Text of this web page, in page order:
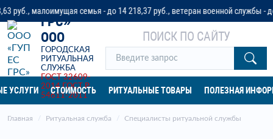
семья - до 14 218,37 руб., ветеран военной службы - до 32
«ГУП ЕС
ГРС»
ООО
ГОРОДСКАЯ
РИТУАЛЬНАЯ
СЛУЖБА
ГОСТ 32609-
2014 ГОСТ Р
54611-2011
ПОИСК ПО САЙТУ
УСЛУГИ СТОИМОСТЬ РИТУАЛЬНЫЕ ТОВАРЫ ПОЛЕЗНАЯ
Главная Ритуальная служба Специалисты ритуальной службы